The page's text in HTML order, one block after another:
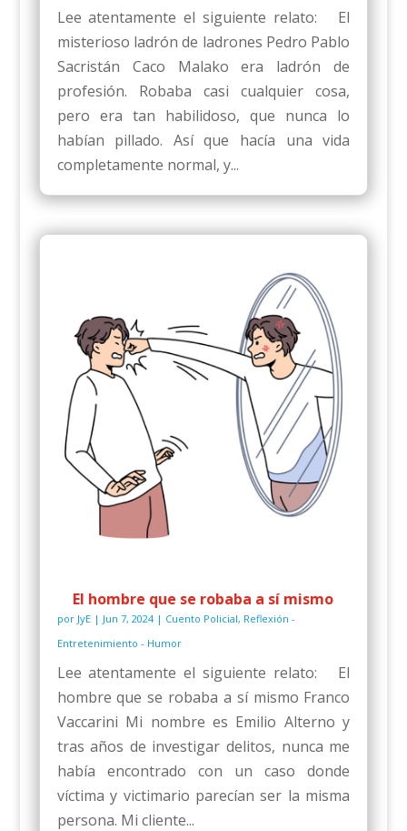
Lee atentamente el siguiente relato: El
misterioso ladrón de ladrones Pedro Pablo
Sacristán Caco Malako era ladrón de
profesión. Robaba casi cualquier cosa,
pero era tan habilidoso, que nunca lo
habían pillado. Así que hacía una vida
completamente normal, y...
El hombre que se robaba a sí mismo
por JyE| Jun 7, 2024| Cuento Policial, Reflexión -
Entretenimiento - Humor
Lee atentamente el siguiente relato: El
hombre que se robaba a sí mismo Franco
Vaccarini Mi nombre es Emilio Alterno y
tras años de investigar delitos, nunca me
había encontrado con un caso donde
víctima y victimario parecían ser la misma
persona. Mi cliente...